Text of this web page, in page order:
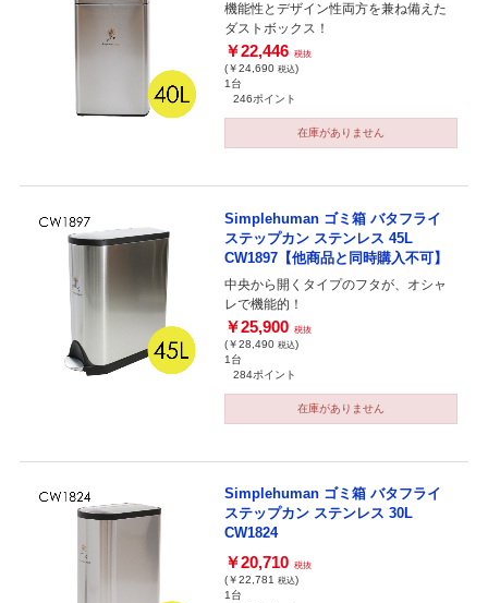
機能性とデザイン性両方を兼ね備えた
ダストボックス！
￥22,446 税抜
(￥24,690 税込)
1台
246ポイント
在庫がありません
Simplehuman ゴミ箱 バタフライ
ステップカン ステンレス 45L
CW1897【他商品と同時購入不可】
中央から開くタイプのフタが、オシャ
レで機能的！
￥25,900 税抜
(￥28,490 税込)
1台
284ポイント
在庫がありません
Simplehuman ゴミ箱 バタフライ
ステップカン ステンレス 30L
CW1824
￥20,710 税抜
(￥22,781 税込)
1台